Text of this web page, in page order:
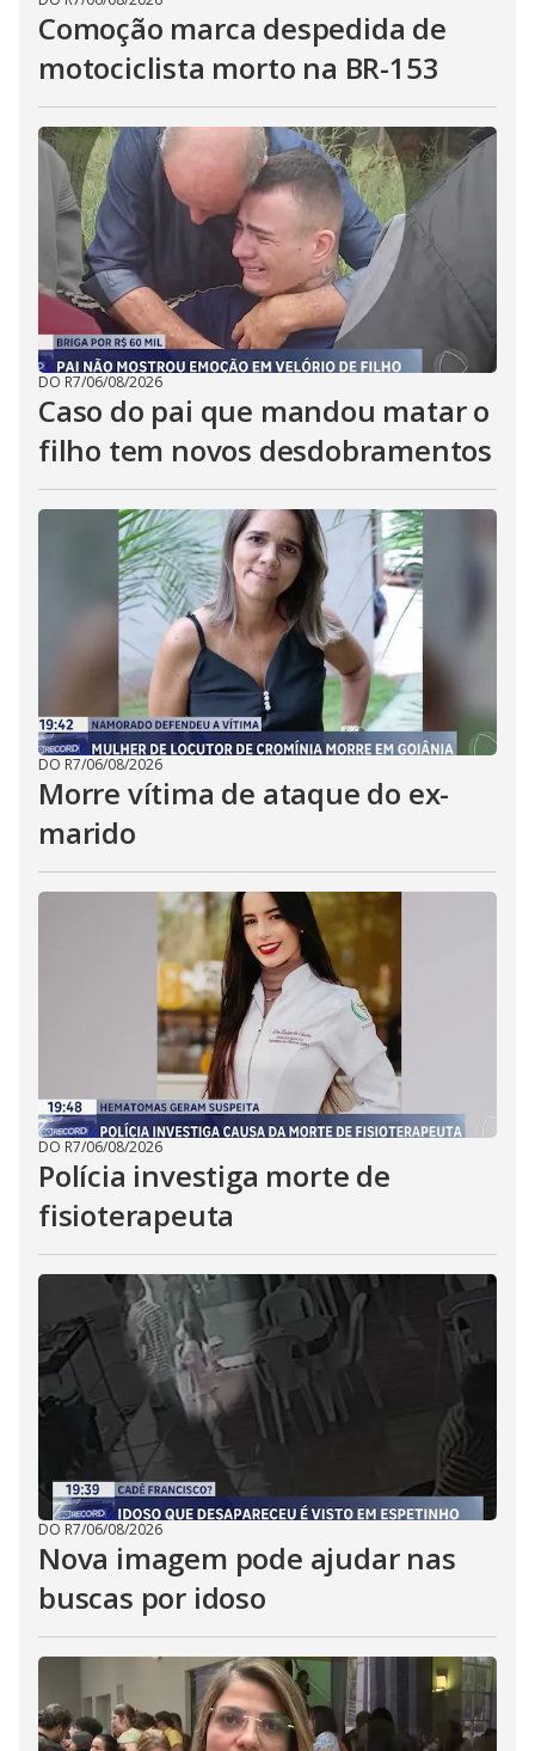
Comoção marca despedida de
motociclista morto na BR-153
DO R7/06/08/2026
Caso do pai que mandou matar o
filho tem novos desdobramentos
DO R7/06/08/2026
Morre vítima de ataque do ex-
marido
DO R7/06/08/2026
Polícia investiga morte de
fisioterapeuta
DO R7/06/08/2026
Nova imagem pode ajudar nas
buscas por idoso